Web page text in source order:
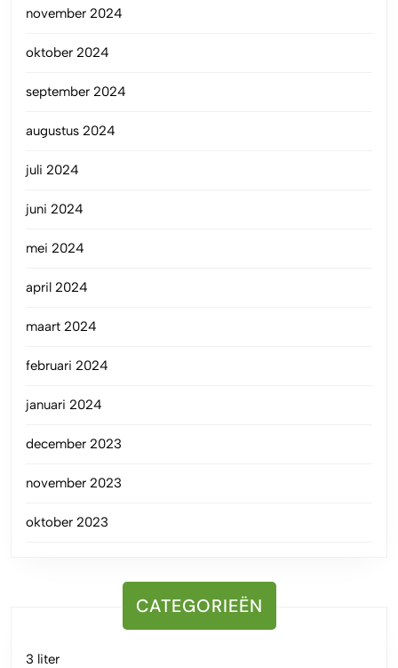
november 2024
oktober 2024
september 2024
augustus 2024
juli 2024
juni 2024
mei 2024
april 2024
maart 2024
februari 2024
januari 2024
december 2023
november 2023
oktober 2023
CATEGORIEËN
3 liter